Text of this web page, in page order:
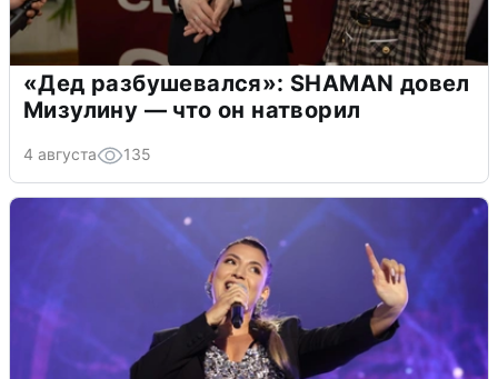
«Дед разбушевался»: SHAMAN довел
Мизулину — что он натворил
4 августа 135